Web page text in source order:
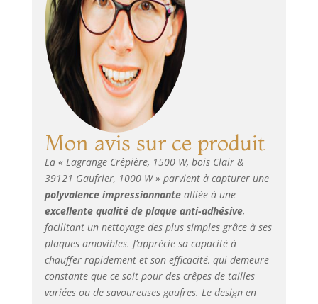
température de la
plaque ou
maintenir au
chaud. produit 1:
Accessoires inclus :
les accessoires
indispensables
pour réussir les
grande louche, un
répartiteur, deux
grandes spatules,
7 petites spatules
et un rince
répartiteur produit
2: Fabriqué en
France, dans la
région lyonnaise
produit 2: Plaques
en fonte
d'aluminium s 10
Mon avis sur ce produit
La « Lagrange Crêpière, 1500 W, bois Clair &
39121 Gaufrier, 1000 W » parvient à capturer une
polyvalence impressionnantealliée à une
excellente qualité de plaque anti-adhésive,
facilitant un nettoyage des plus simples grâce à ses
plaques amovibles. J’apprécie sa capacité à
chauffer rapidement et son efficacité, qui demeure
constante que ce soit pour des crêpes de tailles
variées ou de savoureuses gaufres. Le design en